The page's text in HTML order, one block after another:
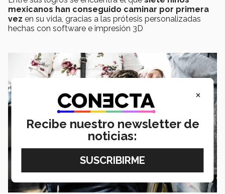
mexicanos han conseguido caminar por primera
vez en su vida, gracias a las prótesis personalizadas
hechas con software e impresión 3D
×
Recibe nuestro newsletter de
noticias: